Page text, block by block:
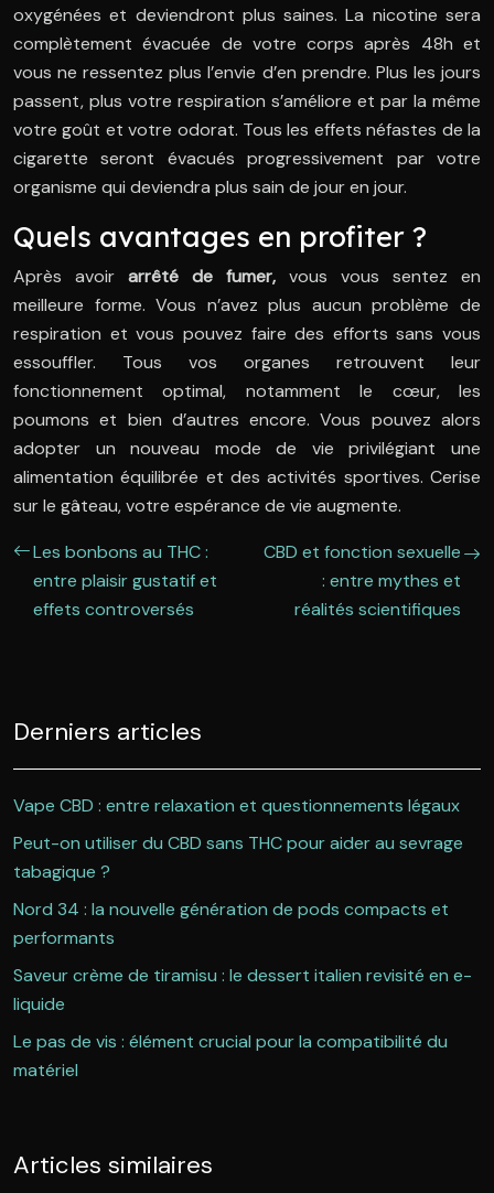
oxygénées et deviendront plus saines. La nicotine sera
complètement évacuée de votre corps après 48h et
vous ne ressentez plus l’envie d’en prendre. Plus les jours
passent, plus votre respiration s’améliore et par la même
votre goût et votre odorat. Tous les effets néfastes de la
cigarette seront évacués progressivement par votre
organisme qui deviendra plus sain de jour en jour.
Quels avantages en profiter ?
Après avoir arrêté de fumer, vous vous sentez en
meilleure forme. Vous n’avez plus aucun problème de
respiration et vous pouvez faire des efforts sans vous
essouffler. Tous vos organes retrouvent leur
fonctionnement optimal, notamment le cœur, les
poumons et bien d’autres encore. Vous pouvez alors
adopter un nouveau mode de vie privilégiant une
alimentation équilibrée et des activités sportives. Cerise
sur le gâteau, votre espérance de vie augmente.
Les bonbons au THC :
entre plaisir gustatif et
effets controversés
CBD et fonction sexuelle
: entre mythes et
réalités scientifiques
Derniers articles
Vape CBD : entre relaxation et questionnements légaux
Peut-on utiliser du CBD sans THC pour aider au sevrage
tabagique ?
Nord 34 : la nouvelle génération de pods compacts et
performants
Saveur crème de tiramisu : le dessert italien revisité en e-
liquide
Le pas de vis : élément crucial pour la compatibilité du
matériel
Articles similaires